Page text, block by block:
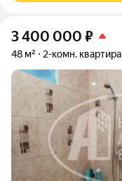
3 400 000 ₽
48 м² 2-комн. квартира